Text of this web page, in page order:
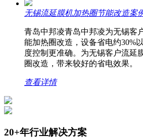
无锡流延膜机加热圈节能改造案
青岛中邦凌青岛中邦凌为无锡客
能加热圈改造，设备省电约30%
度控制更准确。为无锡客户流延
圈改造，带来较好的省电效果。
查看详情
20+年行业解决方案